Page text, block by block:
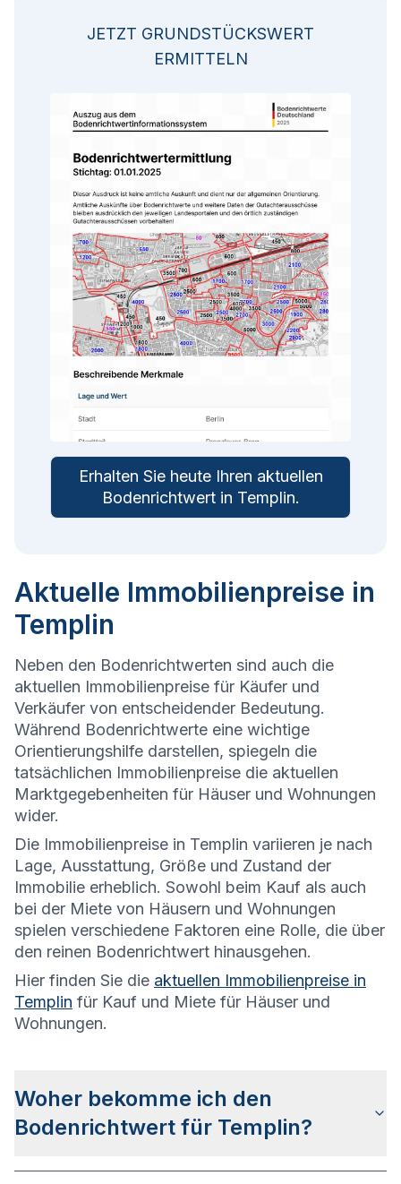
JETZT GRUNDSTÜCKSWERT
ERMITTELN
Erhalten Sie heute Ihren aktuellen
Bodenrichtwert in Templin.
Aktuelle Immobilienpreise in
Templin
Neben den Bodenrichtwerten sind auch die
aktuellen Immobilienpreise für Käufer und
Verkäufer von entscheidender Bedeutung.
Während Bodenrichtwerte eine wichtige
Orientierungshilfe darstellen, spiegeln die
tatsächlichen Immobilienpreise die aktuellen
Marktgegebenheiten für Häuser und Wohnungen
wider.
Die Immobilienpreise in Templin variieren je nach
Lage, Ausstattung, Größe und Zustand der
Immobilie erheblich. Sowohl beim Kauf als auch
bei der Miete von Häusern und Wohnungen
spielen verschiedene Faktoren eine Rolle, die über
den reinen Bodenrichtwert hinausgehen.
Hier finden Sie die aktuellen Immobilienpreise in
Templin für Kauf und Miete für Häuser und
Wohnungen.
Woher bekomme ich den
Bodenrichtwert für Templin?